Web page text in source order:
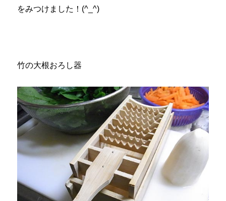
をみつけました！(^_^)
竹の大根おろし器